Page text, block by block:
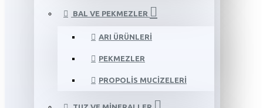
BAL VE PEKMEZLER
ARI ÜRÜNLERI
PEKMEZLER
PROPOLIS MUCIZELERI